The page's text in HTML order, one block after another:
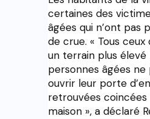
certaines des
âgées qui n’ont pas
de crue. « Tous
un terrain plus élevé
personnes âgées
ouvrir leur porte
retrouvées
maison », a déclaré